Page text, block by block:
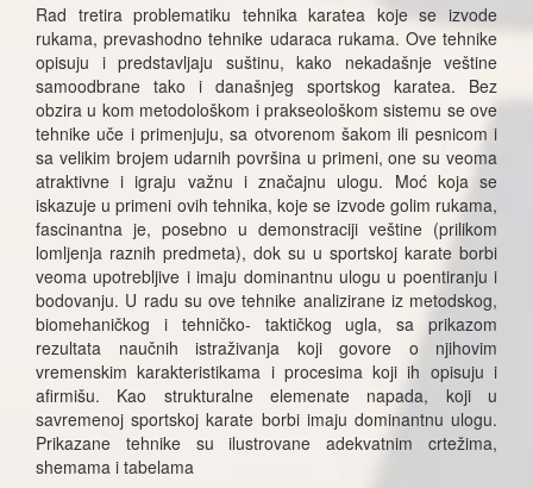
Rad tretira problematiku tehnika karatea koje se izvode
rukama, prevashodno tehnike udaraca rukama. Ove tehnike
opisuju i predstavljaju suštinu, kako nekadašnje veštine
samoodbrane tako i današnjeg sportskog karatea. Bez
obzira u kom metodološkom i prakseološkom sistemu se ove
tehnike uče i primenjuju, sa otvorenom šakom ili pesnicom i
sa velikim brojem udarnih površina u primeni, one su veoma
atraktivne i igraju važnu i značajnu ulogu. Moć koja se
iskazuje u primeni ovih tehnika, koje se izvode golim rukama,
fascinantna je, posebno u demonstraciji veštine (prilikom
lomljenja raznih predmeta), dok su u sportskoj karate borbi
veoma upotrebljive i imaju dominantnu ulogu u poentiranju i
bodovanju. U radu su ove tehnike analizirane iz metodskog,
biomehaničkog i tehničko- taktičkog ugla, sa prikazom
rezultata naučnih istraživanja koji govore o njihovim
vremenskim karakteristikama i procesima koji ih opisuju i
afirmišu. Kao strukturalne elemenate napada, koji u
savremenoj sportskoj karate borbi imaju dominantnu ulogu.
Prikazane tehnike su ilustrovane adekvatnim crtežima,
shemama i tabelama